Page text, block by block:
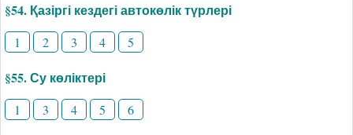
§54. Қазіргі кездегі автокөлік түрлері
1 2 3 4 5
§55. Су көліктері
1 3 4 5 6